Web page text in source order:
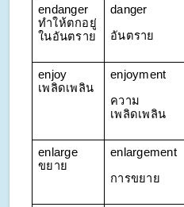
endanger
ทำให้ตกอยู่
ในอันตราย
danger
อันตราย
enjoy
เพลิดเพลิน
enjoyment
ความ
เพลิดเพลิน
enlarge
ขยาย
enlargement
การขยาย